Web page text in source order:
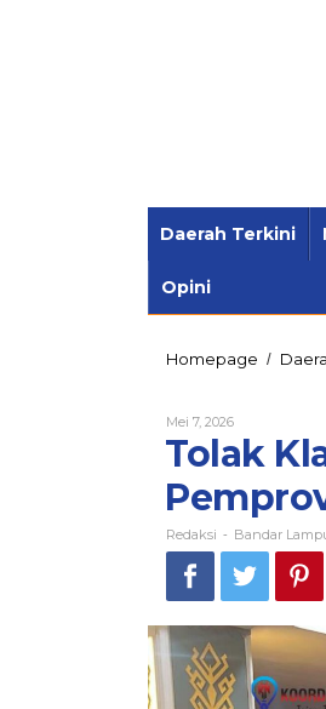
Daerah Terkini
Opini
Homepage /
Mei 7, 2026Oleh
Redaksi
Tolak
Redaksi - Bandar